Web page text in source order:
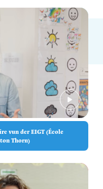
vun der EIGT (École
Thorn)